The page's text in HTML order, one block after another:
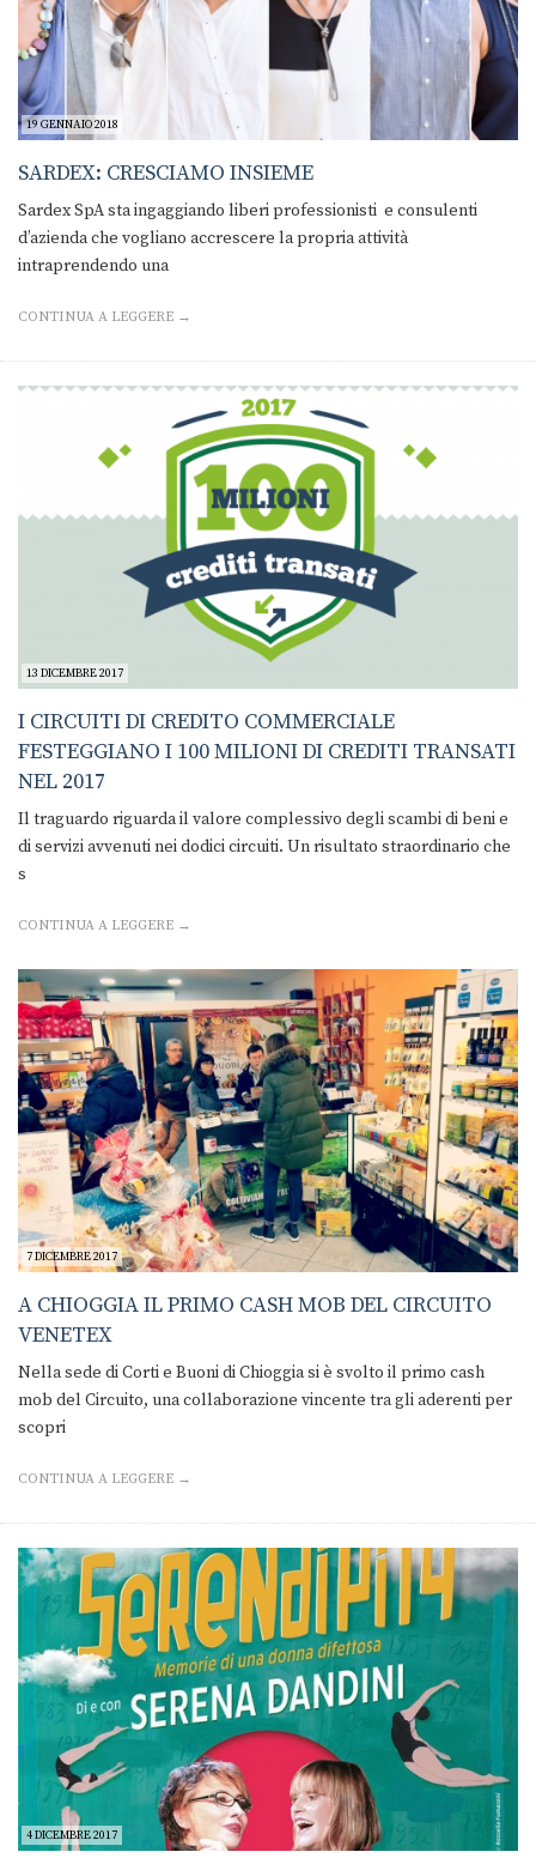
19 GENNAIO 2018
SARDEX: CRESCIAMO INSIEME
Sardex SpA sta ingaggiando liberi professionisti e consulenti
d’azienda che vogliano accrescere la propria attività
intraprendendo una
CONTINUA A LEGGERE →
13 DICEMBRE 2017
I CIRCUITI DI CREDITO COMMERCIALE
FESTEGGIANO I 100 MILIONI DI CREDITI TRANSATI
NEL 2017
Il traguardo riguarda il valore complessivo degli scambi di beni e
di servizi avvenuti nei dodici circuiti. Un risultato straordinario che
s
CONTINUA A LEGGERE →
7 DICEMBRE 2017
A CHIOGGIA IL PRIMO CASH MOB DEL CIRCUITO
VENETEX
Nella sede di Corti e Buoni di Chioggia si è svolto il primo cash
mob del Circuito, una collaborazione vincente tra gli aderenti per
scopri
CONTINUA A LEGGERE →
4 DICEMBRE 2017